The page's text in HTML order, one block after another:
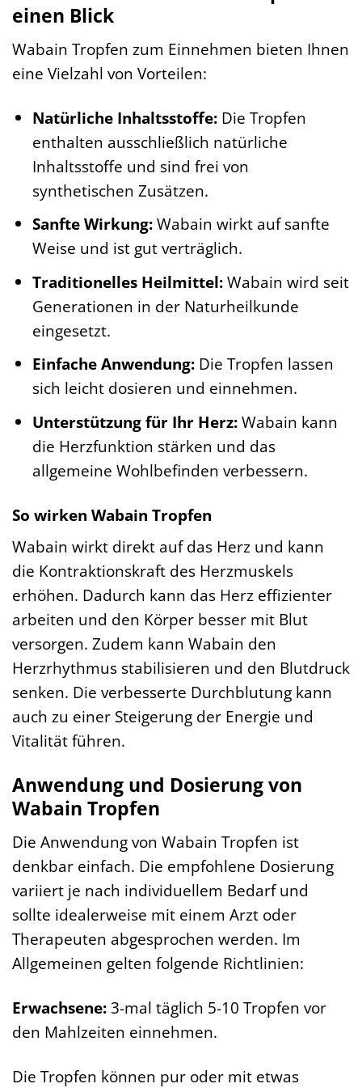
einen Blick
Wabain Tropfen zum Einnehmen bieten Ihnen
eine Vielzahl von Vorteilen:
Natürliche Inhaltsstoffe:Die Tropfen
enthalten ausschließlich natürliche
Inhaltsstoffe und sind frei von
synthetischen Zusätzen.
Sanfte Wirkung:Wabain wirkt auf sanfte
Weise und ist gut verträglich.
Traditionelles Heilmittel:Wabain wird seit
Generationen in der Naturheilkunde
eingesetzt.
Einfache Anwendung:Die Tropfen lassen
sich leicht dosieren und einnehmen.
Unterstützung für Ihr Herz:Wabain kann
die Herzfunktion stärken und das
allgemeine Wohlbefinden verbessern.
So wirken Wabain Tropfen
Wabain wirkt direkt auf das Herz und kann
die Kontraktionskraft des Herzmuskels
erhöhen. Dadurch kann das Herz effizienter
arbeiten und den Körper besser mit Blut
versorgen. Zudem kann Wabain den
Herzrhythmus stabilisieren und den Blutdruck
senken. Die verbesserte Durchblutung kann
auch zu einer Steigerung der Energie und
Vitalität führen.
Anwendung und Dosierung von
Wabain Tropfen
Die Anwendung von Wabain Tropfen ist
denkbar einfach. Die empfohlene Dosierung
variiert je nach individuellem Bedarf und
sollte idealerweise mit einem Arzt oder
Therapeuten abgesprochen werden. Im
Allgemeinen gelten folgende Richtlinien:
Erwachsene:3-mal täglich 5-10 Tropfen vor
den Mahlzeiten einnehmen.
Die Tropfen können pur oder mit etwas